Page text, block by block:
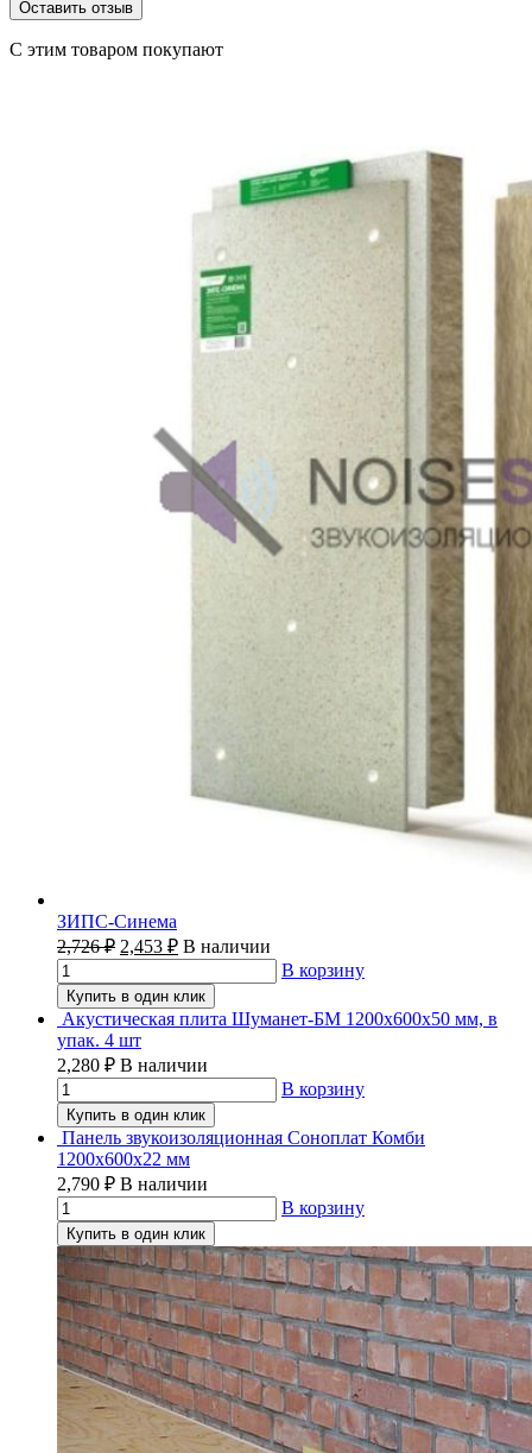
C этим товаром покупают
ЗИПС-Синема
2,726₽ 2,453 ₽ В наличии
В корзину
Купить в один клик
Акустическая плита Шуманет-БМ 1200х600х50 мм, в
упак. 4 шт
2,280 ₽ В наличии
В корзину
Купить в один клик
Панель звукоизоляционная Соноплат Комби
1200х600х22 мм
2,790 ₽ В наличии
В корзину
Купить в один клик